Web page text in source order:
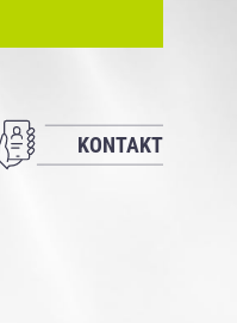
KONTAKT